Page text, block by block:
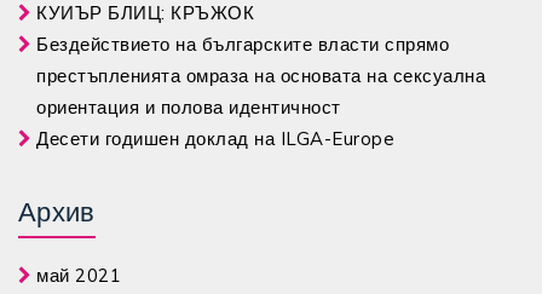
КУИЪР БЛИЦ: КРЪЖОК
Бездействието на българските власти спрямо
престъпленията омраза на основата на сексуална
ориентация и полова идентичност
Десети годишен доклад на ILGA-Europe
Архив
май 2021